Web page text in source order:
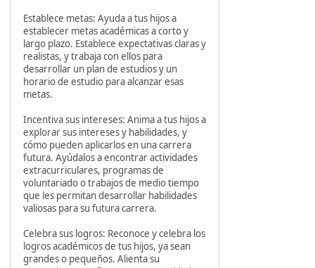
Establece metas: Ayuda a tus hijos a
establecer metas académicas a corto y
largo plazo. Establece expectativas claras y
realistas, y trabaja con ellos para
desarrollar un plan de estudios y un
horario de estudio para alcanzar esas
metas.
Incentiva sus intereses: Anima a tus hijos a
explorar sus intereses y habilidades, y
cómo pueden aplicarlos en una carrera
futura. Ayúdalos a encontrar actividades
extracurriculares, programas de
voluntariado o trabajos de medio tiempo
que les permitan desarrollar habilidades
valiosas para su futura carrera.
Celebra sus logros: Reconoce y celebra los
logros académicos de tus hijos, ya sean
grandes o pequeños. Alienta su